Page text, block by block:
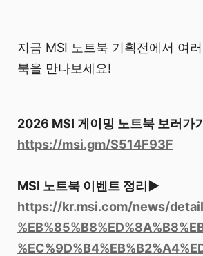
지금 MSI 노트북 기획전에서 여
북을 만나보세요!
2026 MSI 게이밍 노트북 보러가
https://msi.gm/S514F93F
MSI 노트북 이벤트 정리▶
https://kr.msi.com/news/